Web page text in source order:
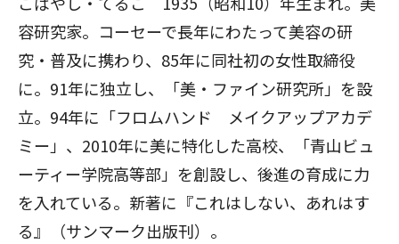
容研究家。コーセーで長年にわたって美容の研
究・普及に携わり、85年に同社初の女性取締役
に。91年に独立し、「美・ファイン研究所」を設
立。94年に「フロムハンド メイクアップアカデ
ミー」、2010年に美に特化した高校、「青山ビュ
ーティー学院高等部」を創設し、後進の育成に力
を入れている。新著に『これはしない、あれはす
る』（サンマーク出版刊）。